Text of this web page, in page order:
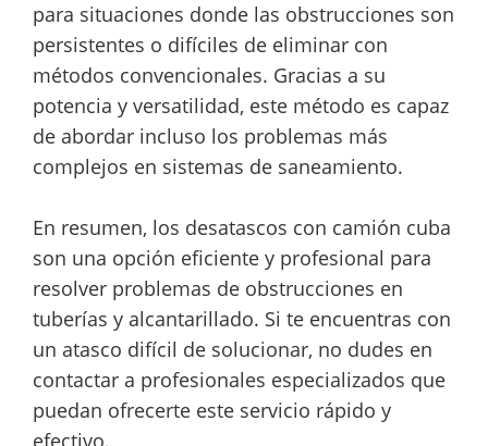
para situaciones donde las obstrucciones son
persistentes o difíciles de eliminar con
métodos convencionales. Gracias a su
potencia y versatilidad, este método es capaz
de abordar incluso los problemas más
complejos en sistemas de saneamiento.
En resumen, los desatascos con camión cuba
son una opción eficiente y profesional para
resolver problemas de obstrucciones en
tuberías y alcantarillado. Si te encuentras con
un atasco difícil de solucionar, no dudes en
contactar a profesionales especializados que
puedan ofrecerte este servicio rápido y
efectivo.